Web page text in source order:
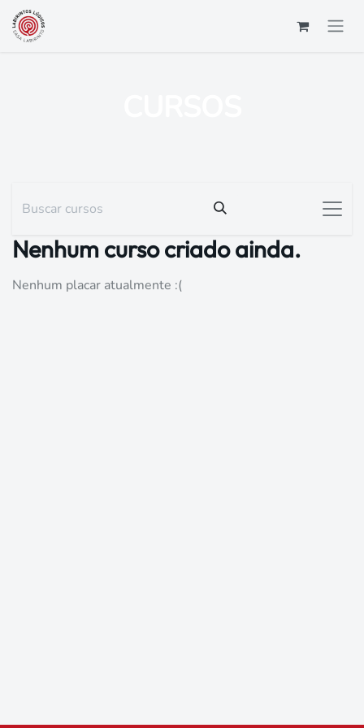
Pular para o conteúdo
Nenhum placar atualmente :(
Nenhum curso criado ainda.